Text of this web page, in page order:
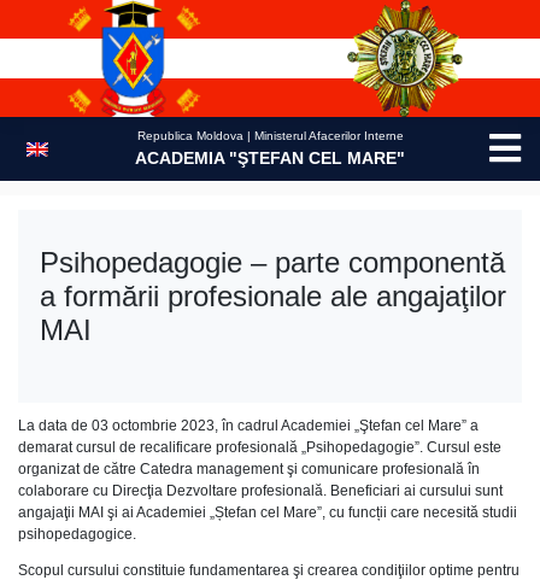
Republica Moldova | Ministerul Afacerilor Interne
ACADEMIA "ŞTEFAN CEL MARE"
Psihopedagogie – parte componentă
a formării profesionale ale angajaţilor
MAI
La data de 03 octombrie 2023, în cadrul Academiei „Ştefan cel Mare” a
demarat cursul de recalificare profesională „Psihopedagogie”. Cursul este
organizat de către Catedra management şi comunicare profesională în
colaborare cu Direcţia Dezvoltare profesională. Beneficiari ai cursului sunt
angajaţii MAI şi ai Academiei „Ștefan cel Mare”, cu funcții care necesită studii
psihopedagogice.
Scopul cursului constituie fundamentarea şi crearea condiţiilor optime pentru